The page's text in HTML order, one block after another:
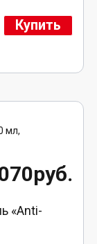
Купить
«Anti-